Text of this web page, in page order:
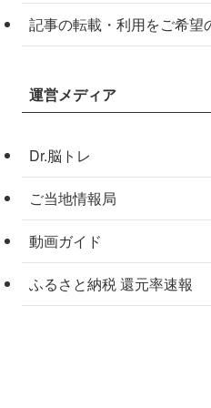
記事の転載・利用をご希望
運営メディア
Dr.脳トレ
ご当地情報局
動画ガイド
ふるさと納税 還元率速報